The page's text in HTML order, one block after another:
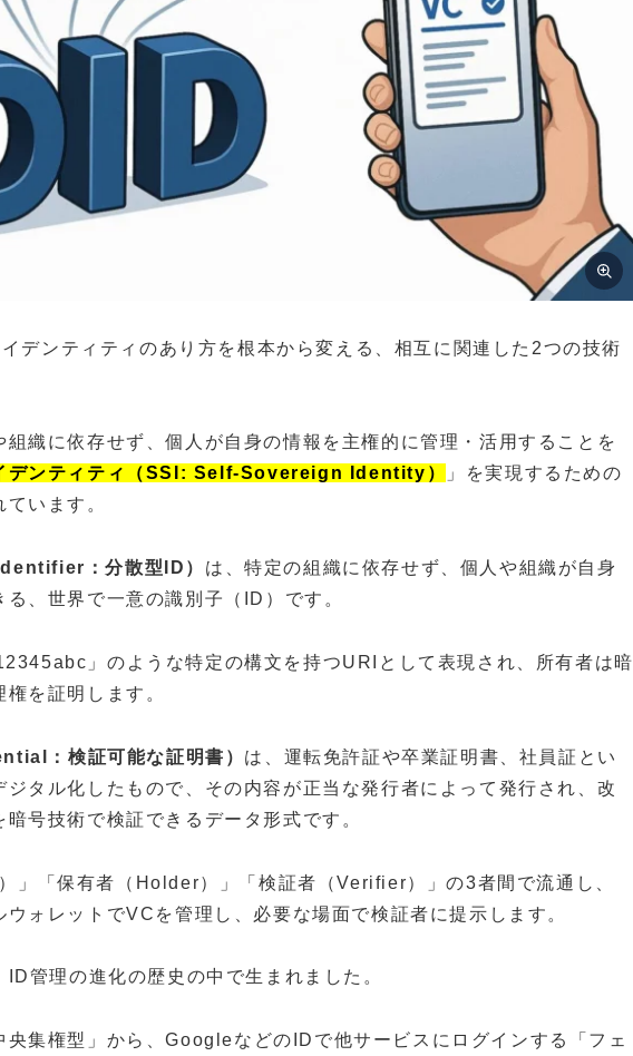
デンティティのあり方を根本から変える、相互に関連した2つの技術
組織に依存せず、個人が自身の情報を主権的に管理・活用することを
デンティティ（SSI: Self-Sovereign Identity）
」を実現するための
います。
：分散型ID） は、特定の組織に依存せず、個人や組織が自身
、世界で一意の識別子（ID）です。
」のような特定の構文を持つURIとして表現され、所有者は暗
を証明します。
：検証可能な証明書） は、運転免許証や卒業証明書、社員証とい
ジタル化したもので、その内容が正当な発行者によって発行され、改
号技術で検証できるデータ形式です。
」「保有者（Holder）」「検証者（Verifier）」の3者間で流通し、
ォレットでVCを管理し、必要な場面で検証者に提示します。
管理の進化の歴史の中で生まれました。
央集権型」から、GoogleなどのIDで他サービスにログインする「フェ